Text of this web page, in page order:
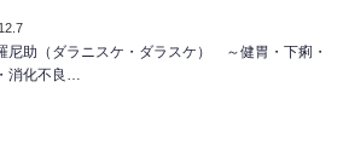
尼助（ダラニスケ・ダラスケ） ～健胃・下痢・
消化不良…